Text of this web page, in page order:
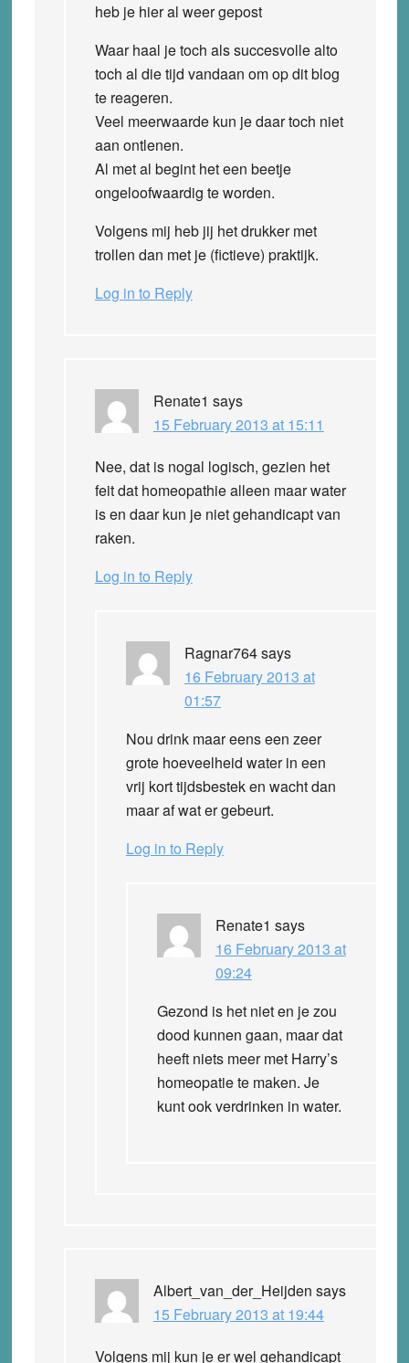
heb je hier al weer gepost
Waar haal je toch als succesvolle alto
toch al die tijd vandaan om op dit blog
te reageren.
Veel meerwaarde kun je daar toch niet
aan ontlenen.
Al met al begint het een beetje
ongeloofwaardig te worden.
Volgens mij heb jij het drukker met
trollen dan met je (fictieve) praktijk.
Log in to Reply
Renate1 says
15 February 2013 at 15:11
Nee, dat is nogal logisch, gezien het
feit dat homeopathie alleen maar water
is en daar kun je niet gehandicapt van
raken.
Log in to Reply
Ragnar764says
16 February 2013 at
01:57
Nou drink maar eens een zeer
grote hoeveelheid water in een
vrij kort tijdsbestek en wacht dan
maar af wat er gebeurt.
Log in to Reply
Renate1 says
16 February 2013 at
09:24
Gezond is het niet en je zou
dood kunnen gaan, maar dat
heeft niets meer met Harry’s
homeopatie te maken. Je
kunt ook verdrinken in water.
Albert_van_der_Heijden says
15 February 2013 at 19:44
Volgens mij kun je er wel gehandicapt